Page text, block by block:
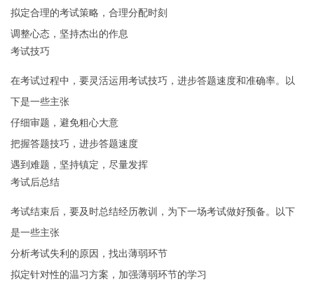
拟定合理的考试策略，合理分配时刻
调整心态，坚持杰出的作息
考试技巧
在考试过程中，要灵活运用考试技巧，进步答题速度和准确率。以
下是一些主张
仔细审题，避免粗心大意
把握答题技巧，进步答题速度
遇到难题，坚持镇定，尽量发挥
考试后总结
考试结束后，要及时总结经历教训，为下一场考试做好预备。以下
是一些主张
分析考试失利的原因，找出薄弱环节
拟定针对性的温习方案，加强薄弱环节的学习